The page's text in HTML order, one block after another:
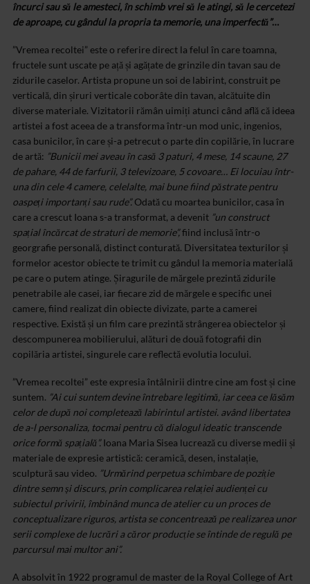
încurci sau să le amesteci, în schimb vrei să le atingi, să le cercetezi
de aproape, cu gândul la propria ta memorie, una imperfectă”…
”Vremea recoltei” este o referire direct la felul în care toamna,
fructele sunt uscate pe ață și agățate de grinzile din tavan sau de
zidurile caselor. Artista propune un soi de labirint, construit pe
verticală, din șiruri verticale coborâte din tavan, alcătuite din
diverse materiale. Vizitatorii rămân uimiți atunci când află că ideea
artistei a fost aceea de a transforma într-un mod unic, ingenios,
casa bunicilor, în care și-a petrecut o parte din copilărie, în lucrare
de artă: ”Bunicii mei aveau în casă 3 paturi, 4 mese, 14 scaune, 27
de pahare, 44 de farfurii, 3 televizoare, 5 covoare… Ei locuiau într-
una din cele 4 camere, celelalte, mai bune fiind păstrate pentru
oaspeți importanți sau rude”.Odată cu moartea bunicilor, casa în
care a crescut Ioana s-a transformat, a devenit ”un construct
spațial încărcat de straturi de memorie”,fiind inclusă într-o
georgrafie personală, distinct conturată. Diversitatea texturilor și
formelor acestor obiecte te trimit cu gândul la memoria materială
pe care o putem atinge. Șiragurile de mărgele prezintă zidurile
penetrabile ale casei, iar fiecare zid de mărgele e specific unei
camere, fiind realizat din obiecte divizate, parte a camerei
respective. Există și un film care prezintă strângerea obiectelor și
descompunerea mobilierului, alături de două fotografii din
copilăria artistei, singurele care reflectă evolutia locului.
”Vremea recoltei” este expresia întâlnirii dintre cine am fost și cine
suntem. ”Ai cui suntem devine întrebare legitimă, iar ceea ce lăsăm
celor de după noi completează labirintul artistei. având libertatea
de a-l personaliza, tocmai pentru că dialogul ideatic transcende
orice formă spațială”.Ioana Maria Sisea lucrează cu diverse medii și
materiale de expresie artistică: ceramică, desen, instalație,
sculptură sau video. ”Urmărind perpetua schimbare de poziție
dintre semn și discurs, prin complicarea relației audienței cu
subiectul privirii, îmbinând munca de atelier cu un proces de
conceptualizare riguros, artista se concentrează pe realizarea unor
serii complexe de lucrări a căror producție se întinde de regulă pe
parcursul mai multor ani”.
A absolvit în 1922 programul de master de la Royal College of Art